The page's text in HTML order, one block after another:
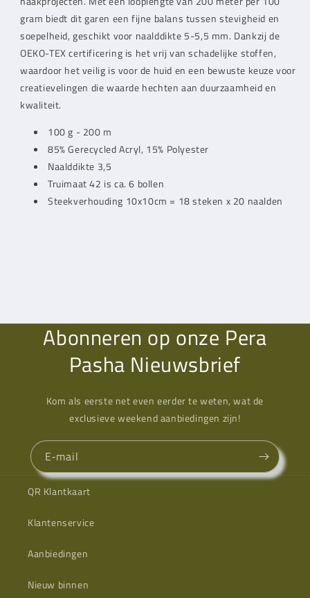
gram biedt dit garen een fijne balans tussen stevigheid en
soepelheid, geschikt voor naalddikte 5-5,5 mm. Dankzij de
OEKO-TEX certificering is het vrij van schadelijke stoffen,
waardoor het veilig is voor de huid en een bewuste keuze voor
creatievelingen die waarde hechten aan duurzaamheid en
kwaliteit.
100 g - 200 m
85% Gerecycled Acryl, 15% Polyester
Naalddikte 3,5
Truimaat 42 is ca. 6 bollen
Steekverhouding 10x10cm = 18 steken x 20 naalden
Abonneren op onze Pera
Pasha Nieuwsbrief
Kom als eerste net even eerder te weten, wat de
exclusieve weekend aanbiedingen zijn!
E‑mail
QR Klantkaart
Klantenservice
Aanbiedingen
Nieuw binnen